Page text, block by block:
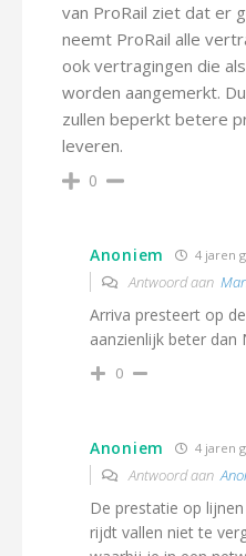
van ProRail ziet dat er
neemt ProRail alle
ook vertragingen die
worden aangemerkt.
zullen beperkt betere
leveren.
0
Anoniem 4 jaren
Antwoord aan
Arriva presteert op
aanzienlijk beter dan
0
Anoniem 4 jaren
Antwoord aan
De prestatie op
rijdt vallen niet te